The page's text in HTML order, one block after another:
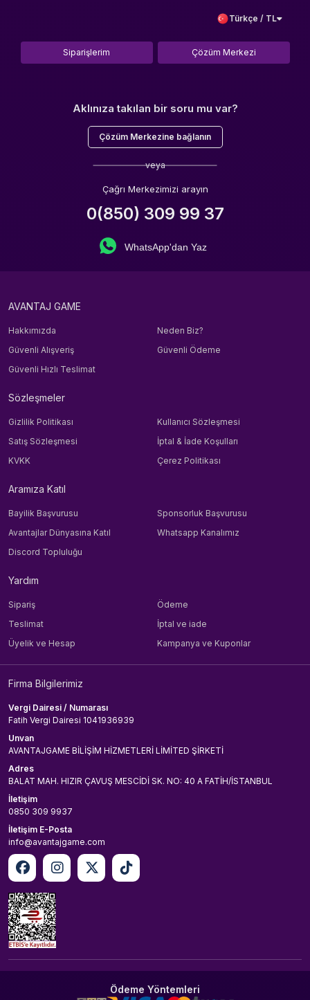
Türkçe / TL
Siparişlerim Çözüm Merkezi
Aklınıza takılan bir soru mu var?
Çözüm Merkezine bağlanın
veya
Çağrı Merkezimizi arayın
0(850) 309 99 37
WhatsApp'dan Yaz
AVANTAJ GAME
Hakkımızda
Neden Biz?
Güvenli Alışveriş
Güvenli Ödeme
Güvenli Hızlı Teslimat
Sözleşmeler
Gizlilik Politikası
Kullanıcı Sözleşmesi
Satış Sözleşmesi
İptal & İade Koşulları
KVKK
Çerez Politikası
Aramıza Katıl
Bayilik Başvurusu
Sponsorluk Başvurusu
Avantajlar Dünyasına Katıl
Whatsapp Kanalımız
Discord Topluluğu
Yardım
Sipariş
Ödeme
Teslimat
İptal ve iade
Üyelik ve Hesap
Kampanya ve Kuponlar
Firma Bilgilerimiz
Vergi Dairesi / Numarası
Fatih Vergi Dairesi 1041936939
Unvan
AVANTAJGAME BİLİŞİM HİZMETLERİ LİMİTED ŞİRKETİ
Adres
BALAT MAH. HIZIR ÇAVUŞ MESCİDİ SK. NO: 40 A FATİH/İSTANBUL
İletişim
0850 309 9937
İletişim E-Posta
info@avantajgame.com
Ödeme Yöntemleri